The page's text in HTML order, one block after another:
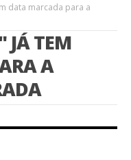
data marcada para a
JÁ TEM
A